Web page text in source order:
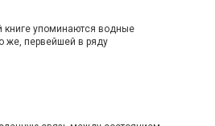
книге упоминаются водные
же, первейшей в ряду